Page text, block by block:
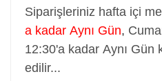
Siparişleriniz hafta içi
a kadar Aynı Gün,
12:30'a kadar Aynı Gün
edilir...